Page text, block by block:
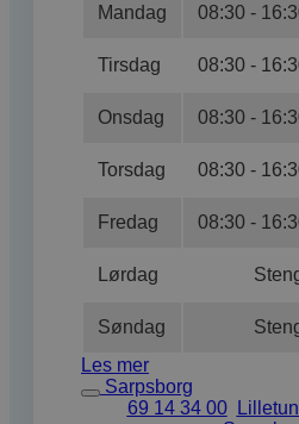
Mandag
08:30 -
Tirsdag 08:30 -
Onsdag 08:30 -
Torsdag 08:30 -
Fredag 08:30 -
Lørdag
Søndag
Les mer
Sarpsborg
69 14 34 00